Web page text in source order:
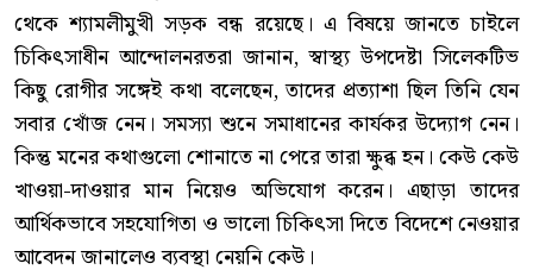
থেকে শ্যামলীমুখী সড়ক বন্ধ রয়েছে। এ বিষয়ে জানতে চাইলে
চিকিৎসাধীন আন্দোলনরতরা জানান, স্বাস্থ্য উপদেষ্টা সিলেকটিভ
কিছু রোগীর সঙ্গেই কথা বলেছেন, তাদের প্রত্যাশা ছিল তিনি যেন
সবার খোঁজ নেন। সমস্যা শুনে সমাধানের কার্যকর উদ্যোগ নেন।
কিন্তু মনের কথাগুলো শোনাতে না পেরে তারা ক্ষুব্ধ হন। কেউ কেউ
খাওয়া-দাওয়ার মান নিয়েও অভিযোগ করেন। এছাড়া তাদের
আর্থিকভাবে সহযোগিতা ও ভালো চিকিৎসা দিতে বিদেশে নেওয়ার
আবেদন জানালেও ব্যবস্থা নেয়নি কেউ।